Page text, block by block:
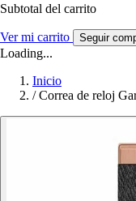
Subtotal del carrito
Ver mi carrito Seguir
Loading...
Inicio
/ Correa de reloj